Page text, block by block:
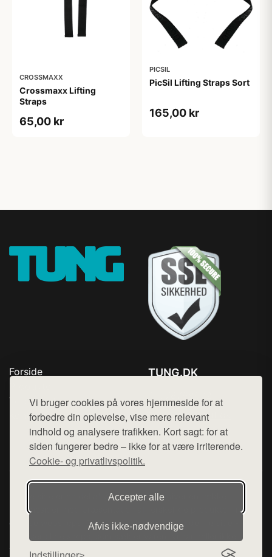
Vi bruger cookies på vores hjemmeside for at
forbedre din oplevelse, vise mere relevant
indhold og analysere trafikken. Kort sagt: for at
siden fungerer bedre – ikke for at være irriterende.
Cookie- og privatlivspolitik.
Accepter alle
Afvis ikke‑nødvendige
CROSSMAXX
Crossmaxx Lifting
Straps
65,00 kr
PICSIL
PicSil Lifting Straps Sort
165,00 kr
Forside
Top Rabatter
Kontakt
TUNG.DK
Mail: hej@want.dk
Cookie- og privatlivspolitik
Denne side er en del af want.dk, der udgiver en række
hjemmesider med præsentation af forskellige produkter fra
diverse webshops. Der sælges ikke varer fra denne side - vi
henviser til de shops, som sælger varen. Vi har heller ikke
varerne på lager.